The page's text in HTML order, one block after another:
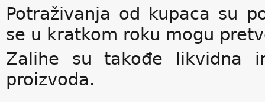
Potraživanja od kupaca su
se u kratkom roku mogu
Zalihe su takođe likvidna
proizvoda.